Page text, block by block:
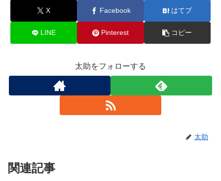
X Facebook はてブ
LINE Pinterest コピー
太助をフォローする
太助
関連記事